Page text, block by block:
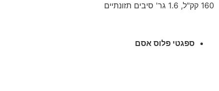
160 קק"ל, 1.6 גר' סיבים תזונתיים
ספגטי פלוס אסם